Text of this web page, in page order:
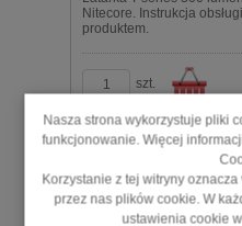
Nitecore. Instrukcja
produktem.
szt.
Do
Nasza strona wykorzystuje pliki
funkcjonowanie. Więcej
Korzystanie z tej witryny
przez nas plików cookie. W
ustawienia cookie